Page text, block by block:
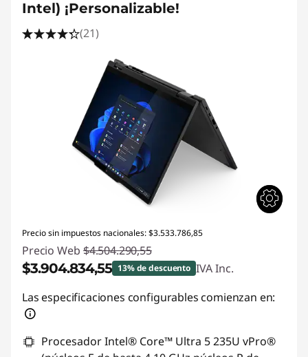
Intel) ¡Personalizable!
(21)
Precio sin impuestos nacionales: $3.533.786,85
Precio Web $4.504.290,55
$3.904.834,55 13% de descuento IVA Inc.
Descuento prod (inc IVA) :-$599.456,00
Las especificaciones configurables comienzan en:
Procesador Intel® Core™ Ultra 5 235U vPro®